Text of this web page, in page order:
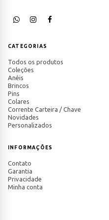
CATEGORIAS
Todos os produtos
Coleções
Anéis
Brincos
Pins
Colares
Corrente Carteira / Chave
Novidades
Personalizados
INFORMAÇÕES
Contato
Garantia
Privacidade
Minha conta